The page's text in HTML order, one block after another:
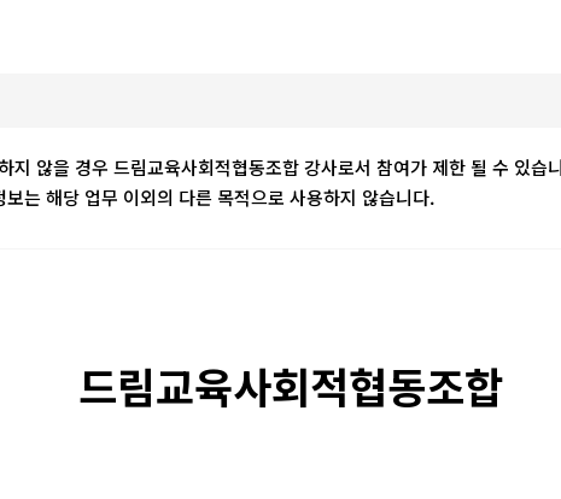
않을 경우 드림교육사회적협동조합 강사로서 참여가 제한 될 수 있습
는 해당 업무 이외의 다른 목적으로 사용하지 않습니다.
드림교육사회적협동조합